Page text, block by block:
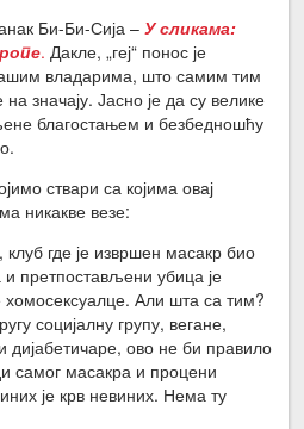
Би-Би-Сија –У сликама:
. Дакле, „геј“ понос је
владарима, што самим тим
значају. Јасно је да су велике
благостањем и безбедношћу
ствари са којима овај
никакве везе:
клуб где је извршен масакр био
и претпостављени убица је
хомосексуалце. Али шта са тим?
социјалну групу, вегане,
ово не би правило
самог масакра и процени
је крв невиних. Нема ту